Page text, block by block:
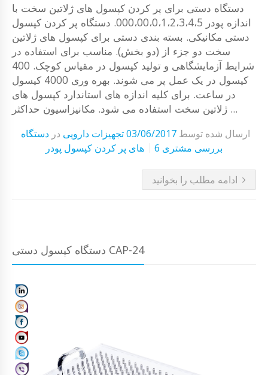
دستگاه دستی برای پر کردن کپسول های ژلاتین سخت با
اندازه پودر 000،00،0،1،2،3،4،5. دستگاه پر کردن کپسول
دستی مکانیکی. بسته بندی دستی برای کپسول های ژلاتین
سخت دو جزء از (دو بخش). مناسب برای استفاده در
شرایط آزمایشگاهی و تولید کپسول در مقیاس کوچک. 400
کپسول در یک عمل پر می شوند. بهره وری 4000 کپسول
در ساعت. برای کلیه اندازه های استاندارد کپسول های
ژلاتین سخت استفاده می شود. مکانیزاسیون حداکثر ...
ارسال شده توسط03/06/2017 تجهیزات دارویی دردستگاه
های پر کردن کپسول پودر
6 بررسی مشتری
ادامه مطلب را بخوانید
دستگاه کپسول دستی CAP-24